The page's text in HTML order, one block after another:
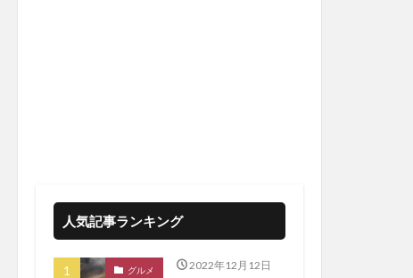
人気記事ランキング
グルメ 2022年12月12日